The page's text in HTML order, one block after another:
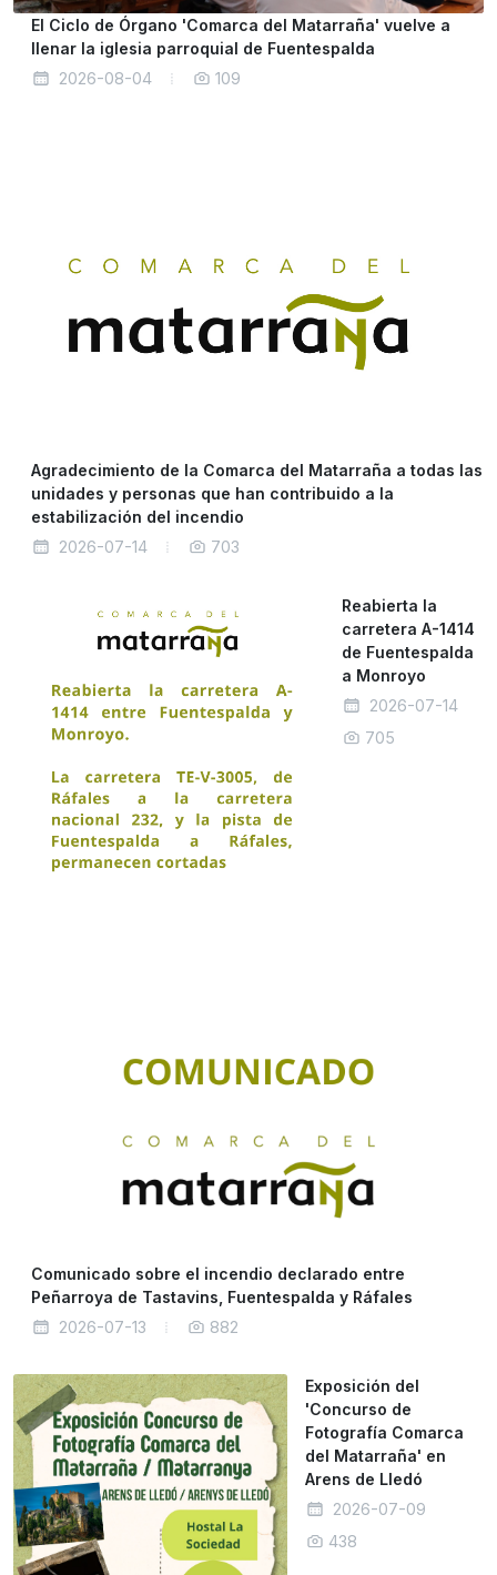
El Ciclo de Órgano 'Comarca del Matarraña' vuelve a
llenar la iglesia parroquial de Fuentespalda
2026-08-04
109
Agradecimiento de la Comarca del Matarraña a todas las
unidades y personas que han contribuido a la
estabilización del incendio
2026-07-14
703
Reabierta la
carretera A-1414
de Fuentespalda
a Monroyo
2026-07-14
705
Comunicado sobre el incendio declarado entre
Peñarroya de Tastavins, Fuentespalda y Ráfales
2026-07-13
882
Exposición del
'Concurso de
Fotografía Comarca
del Matarraña' en
Arens de Lledó
2026-07-09
438